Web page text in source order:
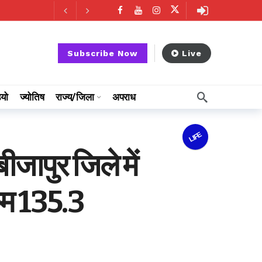
Subscribe Now Live
ज्योतिष राज्य/जिला अपराध
LIFE
जिले में
135.3